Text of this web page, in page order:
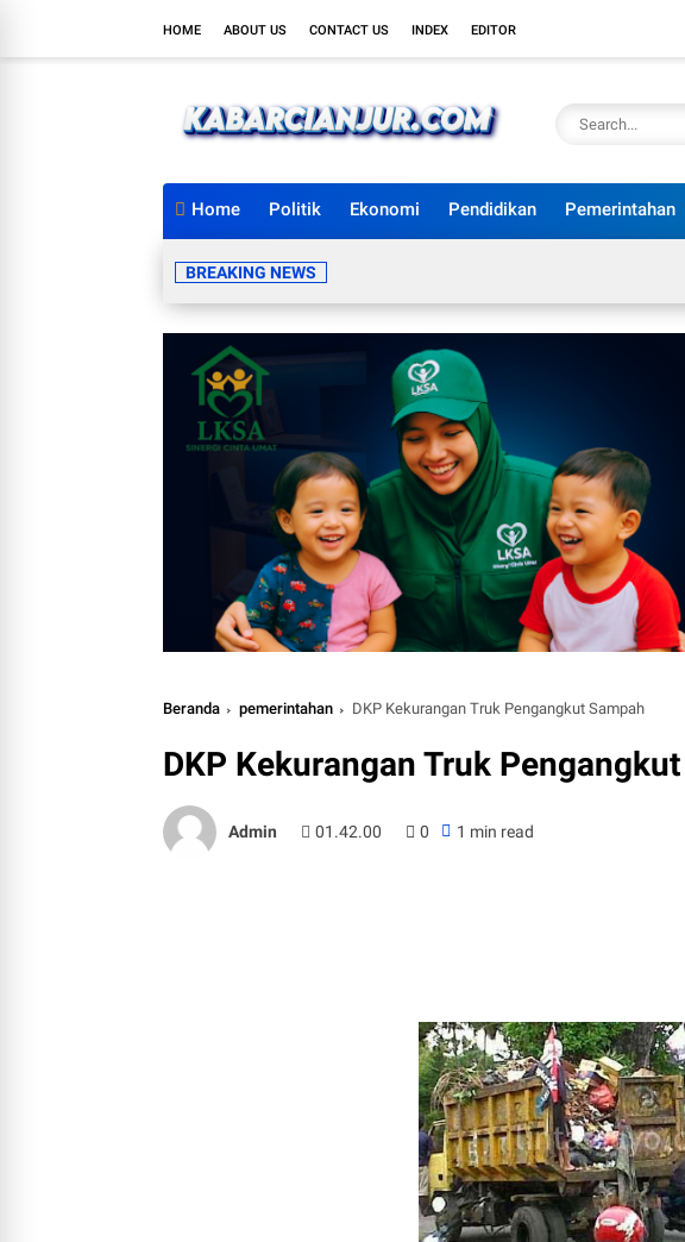
HOME ABOUT US CONTACT US INDEX EDITOR
Home Politik Ekonomi Pendidikan Pemerintahan
BREAKING NEWS
Beranda pemerintahan DKP Kekurangan Truk Pengangkut Sampah
DKP Kekurangan Truk
Admin 01.42.00 0 1 min read